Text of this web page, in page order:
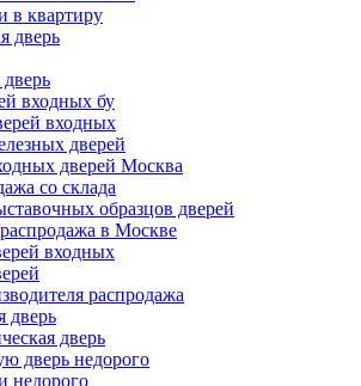
в квартиру
дверь
входных бу
входных
дверей
дверей Москва
со склада
образцов дверей
в Москве
входных
распродажа
дверь
дверь
дверь недорого
недорого